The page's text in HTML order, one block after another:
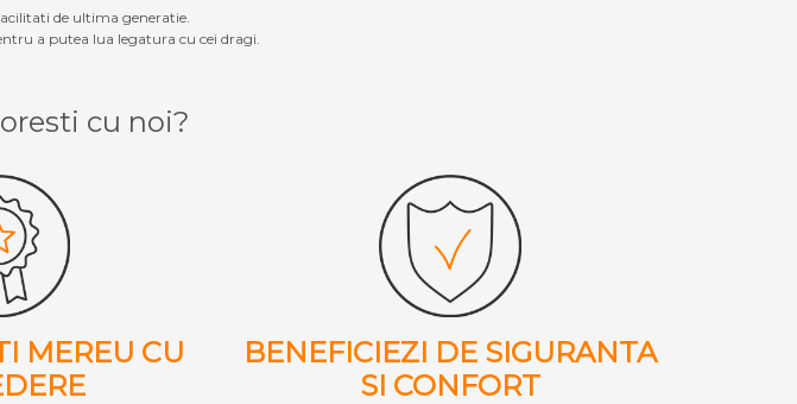
de ultima generatie.
a putea lua legatura cu cei dragi.
cu noi?
MEREU CU
BENEFICIEZI DE SIGURANTA
SI CONFORT